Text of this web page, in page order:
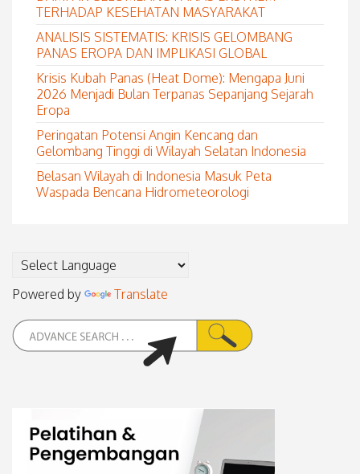
TERHADAP KESEHATAN MASYARAKAT
ANALISIS SISTEMATIS: KRISIS GELOMBANG
PANAS EROPA DAN IMPLIKASI GLOBAL
Krisis Kubah Panas (Heat Dome): Mengapa Juni
2026 Menjadi Bulan Terpanas Sepanjang Sejarah
Eropa
Peringatan Potensi Angin Kencang dan
Gelombang Tinggi di Wilayah Selatan Indonesia
Belasan Wilayah di Indonesia Masuk Peta
Waspada Bencana Hidrometeorologi
Powered by Translate